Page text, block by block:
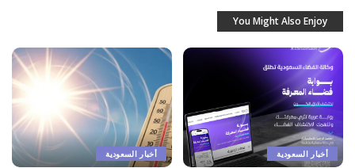
You Might Also Enjoy
أخبار السعودية أخبار السعودية